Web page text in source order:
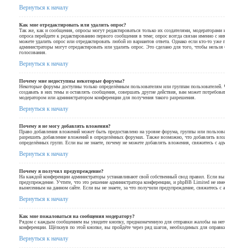
Вернуться к началу
Как мне отредактировать или удалить опрос?
Так же, как и сообщения, опросы могут редактироваться только их создателями, модераторами
опроса перейдите к редактированию первого сообщения в теме; опрос всегда связан именно с
можете удалить опрос или отредактировать любой из вариантов ответа. Однако если кто-то
администраторы могут отредактировать или удалить опрос. Это сделано для того, чтобы
голосования.
Вернуться к началу
Почему мне недоступны некоторые форумы?
Некоторые форумы доступны только определённым пользователям или группам
создавать в них темы и оставлять сообщения, совершать другие действия, вам может
модератором или администратором конференции для получения такого разрешения.
Вернуться к началу
Почему я не могу добавлять вложения?
Право добавления вложений может быть предоставлено на уровне форума, группы или
разрешить добавление вложений в определённых форумах. Также возможно, что добавлять
определённых групп. Если вы не знаете, почему не можете добавлять вложения, свяжитесь с
Вернуться к началу
Почему я получил предупреждение?
На каждой конференции администраторы устанавливают свой собственный свод правил. Если
предупреждение. Учтите, что это решение администратора конференции, и phpBB Limited не
вынесенным на данном сайте. Если вы не знаете, за что получили предупреждение, свяжитесь с
Вернуться к началу
Как мне пожаловаться на сообщения модератору?
Рядом с каждым сообщением вы увидите кнопку, предназначенную для отправки жалобы на
конференции. Щёлкнув по этой кнопке, вы пройдёте через ряд шагов, необходимых для
Вернуться к началу